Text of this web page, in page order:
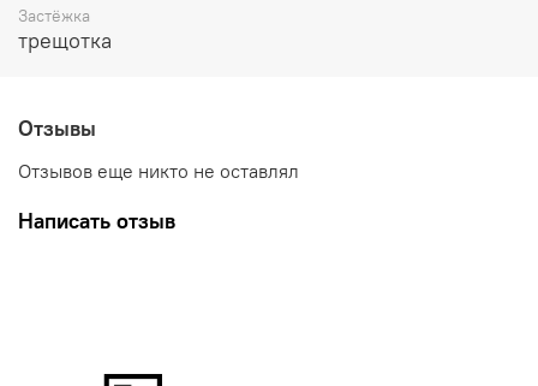
Застёжка
трещотка
Отзывы
Отзывов еще никто не оставлял
Написать отзыв